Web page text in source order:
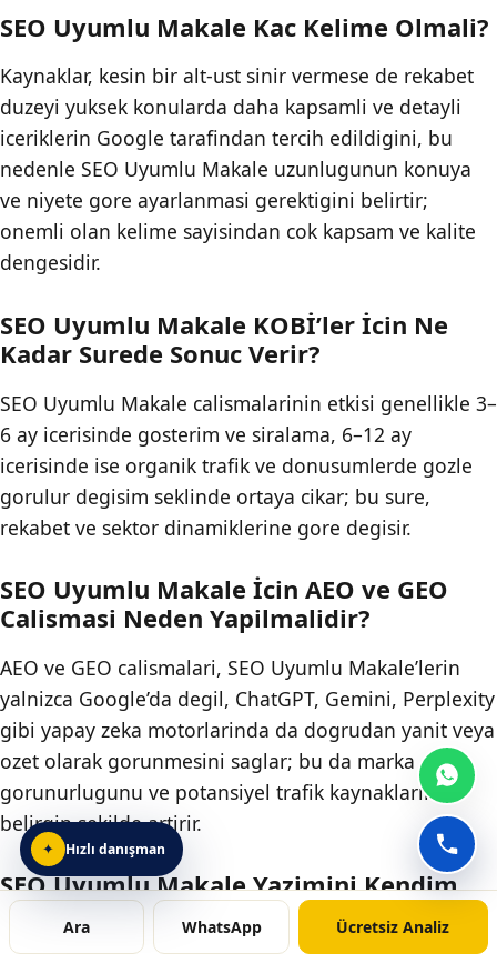
SEO Uyumlu Makale Kac Kelime Olmali?
Kaynaklar, kesin bir alt-ust sinir vermese de rekabet
duzeyi yuksek konularda daha kapsamli ve detayli
iceriklerin Google tarafindan tercih edildigini, bu
nedenle SEO Uyumlu Makale uzunlugunun konuya
ve niyete gore ayarlanmasi gerektigini belirtir;
onemli olan kelime sayisindan cok kapsam ve kalite
dengesidir.
SEO Uyumlu Makale KOBİ’ler İcin Ne
Kadar Surede Sonuc Verir?
SEO Uyumlu Makale calismalarinin etkisi genellikle 3–
6 ay icerisinde gosterim ve siralama, 6–12 ay
icerisinde ise organik trafik ve donusumlerde gozle
gorulur degisim seklinde ortaya cikar; bu sure,
rekabet ve sektor dinamiklerine gore degisir.
SEO Uyumlu Makale İcin AEO ve GEO
Calismasi Neden Yapilmalidir?
AEO ve GEO calismalari, SEO Uyumlu Makale’lerin
yalnizca Google’da degil, ChatGPT, Gemini, Perplexity
gibi yapay zeka motorlarinda da dogrudan yanit veya
ozet olarak gorunmesini saglar; bu da marka
gorunurlugunu ve potansiyel trafik kaynaklarini
belirgin sekilde artirir.
SEO Uyumlu Makale Yazimini Kendim
Yapabilir Miyim?
Ara WhatsApp Ücretsiz Analiz
✦ Hızlı danışman
Mimoza hızlı danışman sohbetini aç